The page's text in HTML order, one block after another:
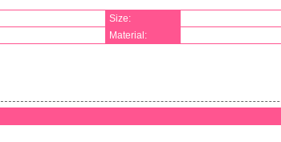
Size:
Material: